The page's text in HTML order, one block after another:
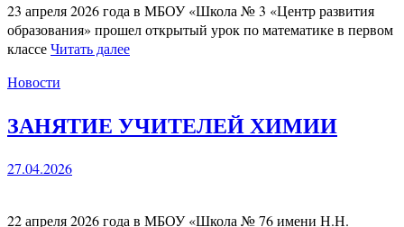
23 апреля 2026 года в МБОУ «Школа № 3 «Центр развития
образования» прошел открытый урок по математике в первом
классеЧитать далее
Новости
ЗАНЯТИЕ УЧИТЕЛЕЙ ХИМИИ
27.04.2026
22 апреля 2026 года в МБОУ «Школа № 76 имени Н.Н.